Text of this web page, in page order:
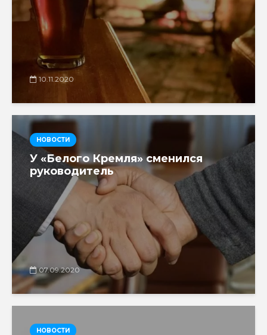
10.11.2020
НОВОСТИ
У «Белого Кремля» сменился
руководитель
07.09.2020
НОВОСТИ